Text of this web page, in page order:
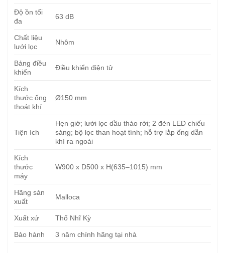
Độ ồn tối
đa
63 dB
Chất liệu
lưới lọc
Nhôm
Bảng điều
khiển
Điều khiển điện tử
Kích
thước ống
thoát khí
Ø150 mm
Tiện ích
Hẹn giờ; lưới lọc dầu tháo rời; 2 đèn LED chiếu
sáng; bộ lọc than hoạt tính; hỗ trợ lắp ống dẫn
khí ra ngoài
Kích
thước
máy
W900 x D500 x H(635–1015) mm
Hãng sản
xuất
Malloca
Xuất xứ Thổ Nhĩ Kỳ
Bảo hành 3 năm chính hãng tại nhà